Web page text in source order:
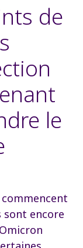
de
le
commencent
sont encore